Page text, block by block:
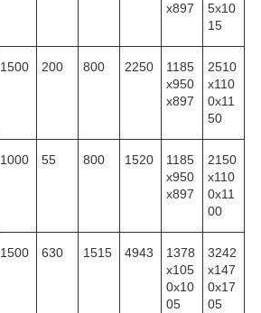
x897
5x10
15
1500 200 800 2250
1185
x950
x897
2510
x110
0x11
50
1000 55 800 1520
1185
x950
x897
2150
x110
0x11
00
1500 630 1515 4943
1378
x105
0x10
05
3242
x147
0x17
05